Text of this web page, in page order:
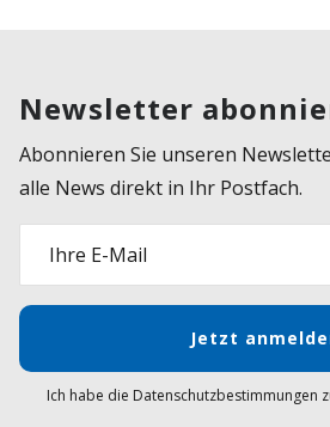
Newsletter
Abonnieren Sie unseren
alle News direkt in Ihr Postfach.
Ihre E-Mail
Jetzt
Ich habe die Datenschutzbestimmungen